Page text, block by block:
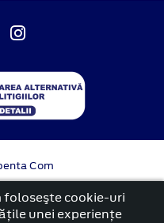
Com
foloseşte cookie-uri
unei experiențe